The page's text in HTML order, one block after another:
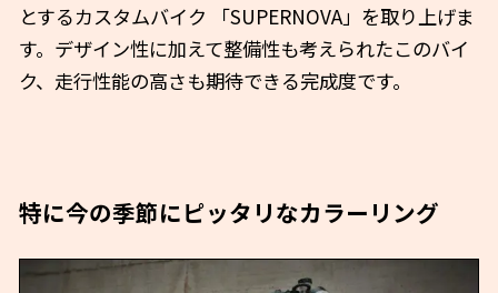
とするカスタムバイク 「SUPERNOVA」を取り上げま
す。デザイン性に加えて整備性も考えられたこのバイ
ク、走行性能の高さも期待できる完成度です。
特に今の季節にピッタリなカラーリング